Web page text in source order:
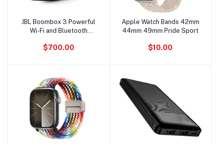
Ajouter au panier
JBL Boombox 3 Powerful
Wi-Fi and Bluetooth
$700.00
Ajouter au panier
Apple Watch Bands 42mm
44mm 49mm Pride Sport
$10.00